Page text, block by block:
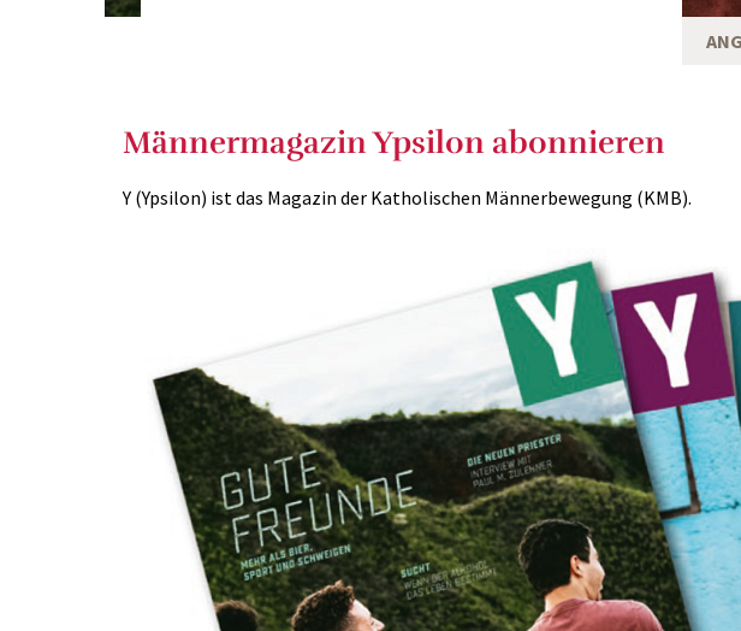
Männermagazin Ypsilon abonnieren
Y (Ypsilon) ist das Magazin der Katholischen Männerbewegung (KMB).